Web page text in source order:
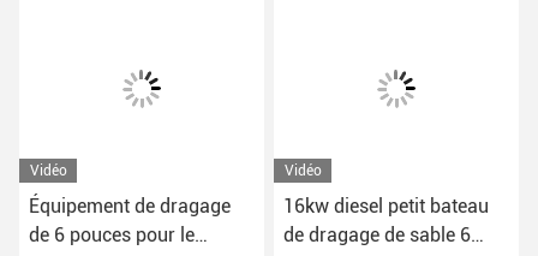
Vidéo
Équipement de dragage
de 6 pouces pour le
Vidéo
16kw diesel petit bateau
de dragage de sable 6